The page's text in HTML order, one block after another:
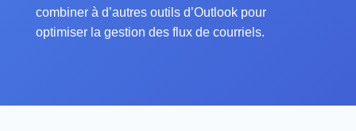
combiner à d’autres outils d’Outlook pour
optimiser la gestion des flux de courriels.